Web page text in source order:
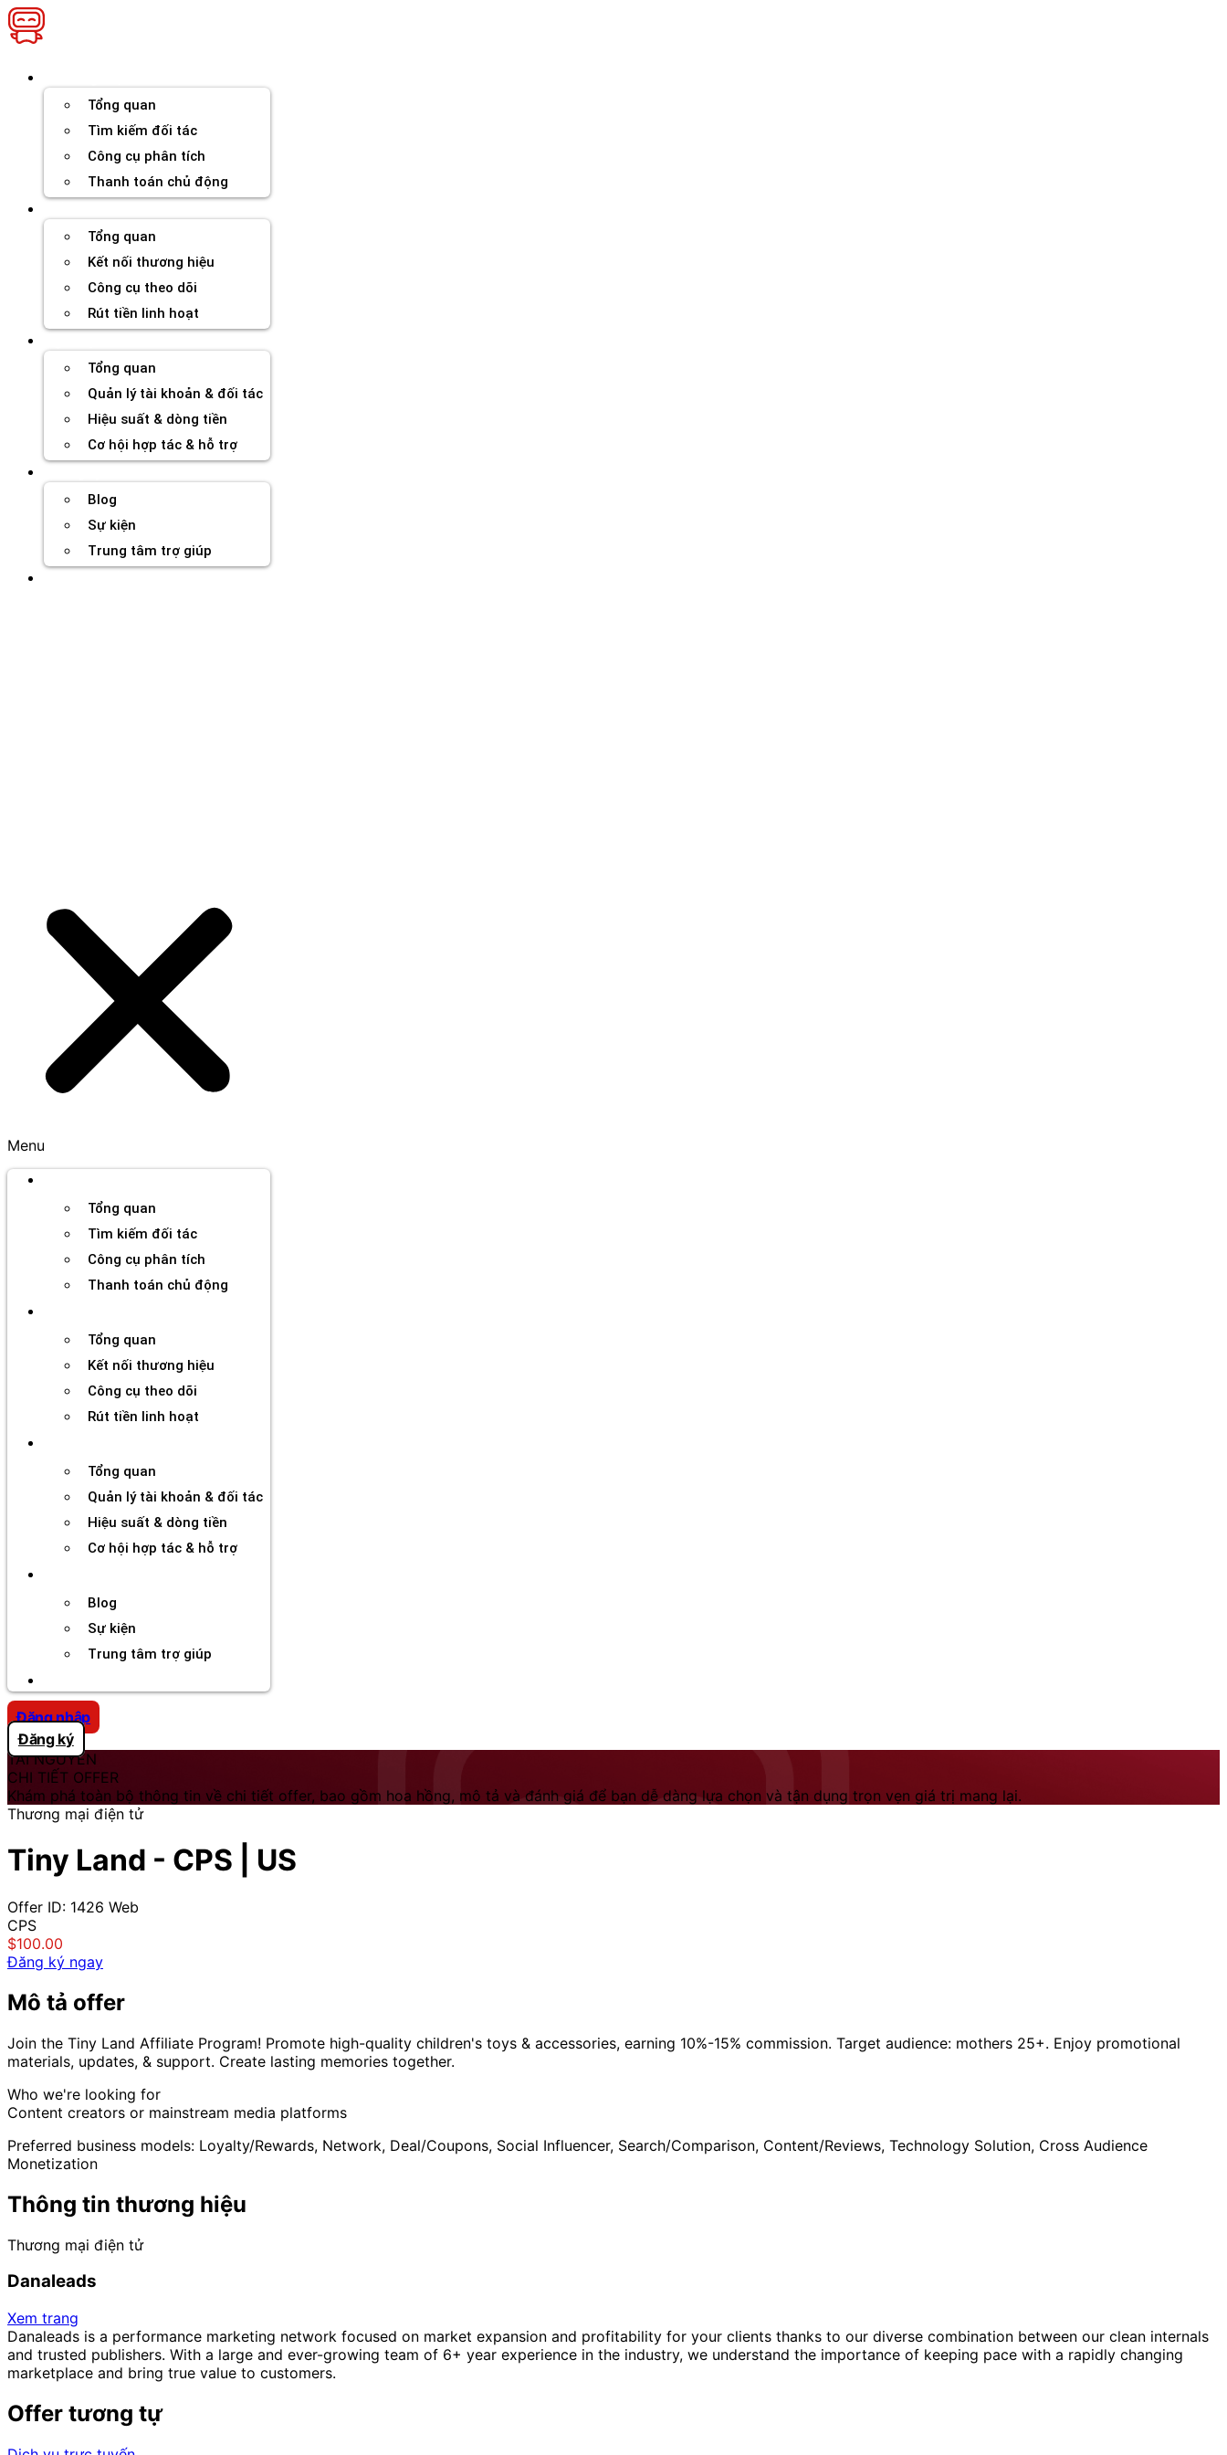
Chuyển
đến
Tổng quan
Tìm kiếm đối tác
Công cụ phân tích
Thanh toán chủ động
Tổng quan
Kết nối thương hiệu
Công cụ theo dõi
Rút tiền linh hoạt
Tổng quan
Quản lý tài khoản & đối tác
Hiệu suất & dòng tiền
Cơ hội hợp tác & hỗ trợ
Blog
Sự kiện
Trung tâm trợ giúp
Menu
Tổng quan
Tìm kiếm đối tác
Công cụ phân tích
Thanh toán chủ động
Tổng quan
Kết nối thương hiệu
Công cụ theo dõi
Rút tiền linh hoạt
Tổng quan
Quản lý tài khoản & đối tác
Hiệu suất & dòng tiền
Cơ hội hợp tác & hỗ trợ
Blog
Sự kiện
Trung tâm trợ giúp
Đăng nhập
Đăng ký
TÀI NGUYÊN
CHI TIẾT OFFER
Khám phá toàn bộ thông tin về chi tiết offer, bao gồm hoa hồng, mô tả và đánh giá để bạn dễ dàng lựa chọn và tận dụng trọn vẹn giá trị mang lại.
Thương mại điện tử
Tiny Land - CPS | US
Offer ID: 1426 Web
CPS
$100.00
Đăng ký ngay
Mô tả offer
Join the Tiny Land Affiliate Program! Promote high-quality children's toys & accessories, earning 10%-15% commission. Target audience: mothers 25+. Enjoy promotional
materials, updates, & support. Create lasting memories together.
Who we're looking for
Content creators or mainstream media platforms
Preferred business models: Loyalty/Rewards, Network, Deal/Coupons, Social Influencer, Search/Comparison, Content/Reviews, Technology Solution, Cross Audience
Monetization
Thông tin thương hiệu
Thương mại điện tử
Danaleads
Xem trang
Danaleads is a performance marketing network focused on market expansion and profitability for your clients thanks to our diverse combination between our clean internals
and trusted publishers. With a large and ever-growing team of 6+ year experience in the industry, we understand the importance of keeping pace with a rapidly changing
marketplace and bring true value to customers.
Offer tương tự